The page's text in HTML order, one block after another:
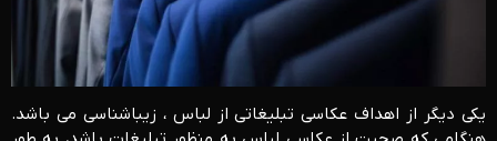
یکی دیگر از اهداف عکاسی تبلیغاتی از لباس ، زیباشناسی می باشد.